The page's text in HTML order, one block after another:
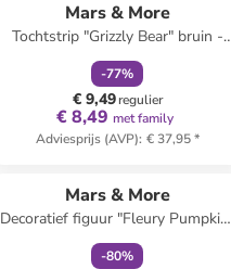
Mars & More
Tochtstrip "Grizzly Bear" bruin -
(L)90 cm
-77%
€ 9,49regulier
€ 8,49 met family
Adviesprijs (AVP): € 37,95*
Mars & More
Decoratief figuur "Fleury Pumpkin"
meerkleurig - (H)13 x Ø 13 cm
-80%